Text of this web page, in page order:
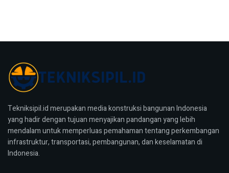
Tekniksipil.id merupakan media konstruksi bangunan Indonesia
yang hadir dengan tujuan menyajikan pandangan yang lebih
mendalam untuk memperluas pemahaman tentang perkembangan
infrastruktur, transportasi, pembangunan, dan keselamatan di
Indonesia.